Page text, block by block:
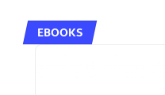
EBOOKS